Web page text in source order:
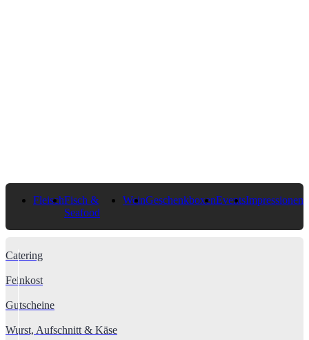
FleischFisch &
Seafood
WeinGeschenkboxenEventsImpressionen
Catering
Feinkost
Gutscheine
Wurst, Aufschnitt & Käse